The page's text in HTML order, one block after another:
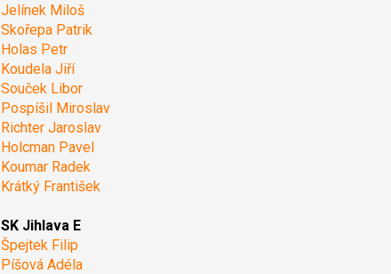
Jelínek Miloš
Skořepa Patrik
Holas Petr
Koudela Jiří
Souček Libor
Pospíšil Miroslav
Richter Jaroslav
Holcman Pavel
Koumar Radek
Krátký František
SK Jihlava E
Špejtek Filip
Píšová Adéla